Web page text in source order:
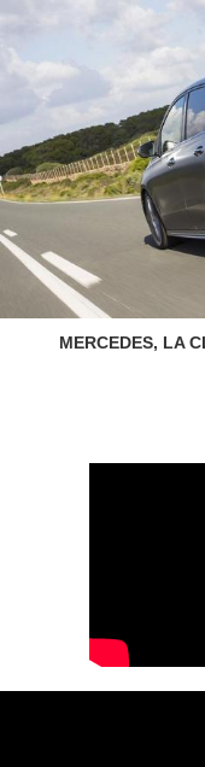
MERCEDES, LA